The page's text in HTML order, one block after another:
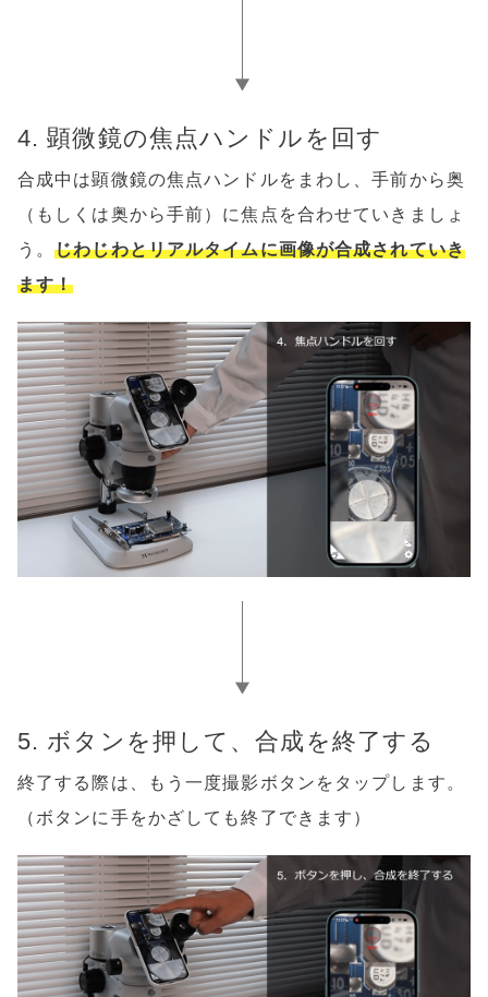
4. 顕微鏡の焦点ハンドルを回す
合成中は顕微鏡の焦点ハンドルをまわし、手前から奥
（もしくは奥から手前）に焦点を合わせていきましょ
う。じわじわとリアルタイムに画像が合成されていき
ます！
5. ボタンを押して、合成を終了する
終了する際は、もう一度撮影ボタンをタップします。
（ボタンに手をかざしても終了できます）